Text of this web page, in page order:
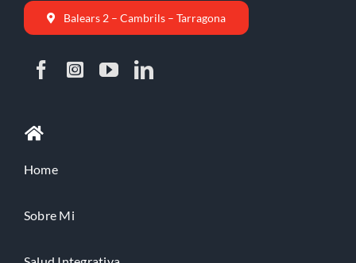
Balears 2 – Cambrils – Tarragona
Home
Sobre Mi